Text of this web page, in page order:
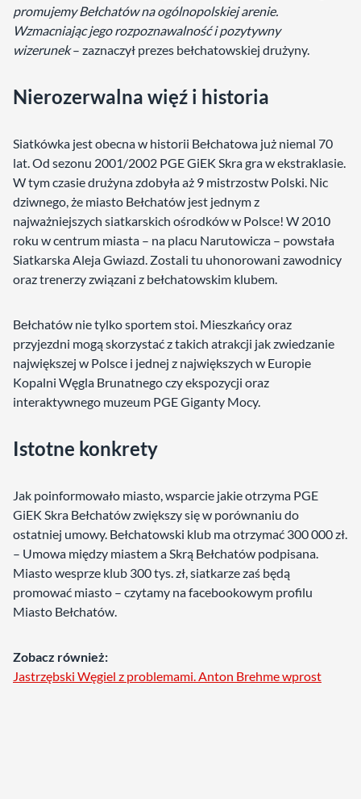
promujemy Bełchatów na ogólnopolskiej arenie.
Wzmacniając jego rozpoznawalność i pozytywny
wizerunek– zaznaczył prezes bełchatowskiej drużyny.
Nierozerwalna więź i historia
Siatkówka jest obecna w historii Bełchatowa już niemal 70
lat. Od sezonu 2001/2002 PGE GiEK Skra gra w ekstraklasie.
W tym czasie drużyna zdobyła aż 9 mistrzostw Polski. Nic
dziwnego, że miasto Bełchatów jest jednym z
najważniejszych siatkarskich ośrodków w Polsce! W 2010
roku w centrum miasta – na placu Narutowicza – powstała
Siatkarska Aleja Gwiazd. Zostali tu uhonorowani zawodnicy
oraz trenerzy związani z bełchatowskim klubem.
Bełchatów nie tylko sportem stoi. Mieszkańcy oraz
przyjezdni mogą skorzystać z takich atrakcji jak zwiedzanie
największej w Polsce i jednej z największych w Europie
Kopalni Węgla Brunatnego czy ekspozycji oraz
interaktywnego muzeum PGE Giganty Mocy.
Istotne konkrety
Jak poinformowało miasto, wsparcie jakie otrzyma PGE
GiEK Skra Bełchatów zwiększy się w porównaniu do
ostatniej umowy. Bełchatowski klub ma otrzymać 300 000 zł.
– Umowa między miastem a Skrą Bełchatów podpisana.
Miasto wesprze klub 300 tys. zł, siatkarze zaś będą
promować miasto – czytamy na facebookowym profilu
Miasto Bełchatów.
Zobacz również:
Jastrzębski Węgiel z problemami. Anton Brehme wprost